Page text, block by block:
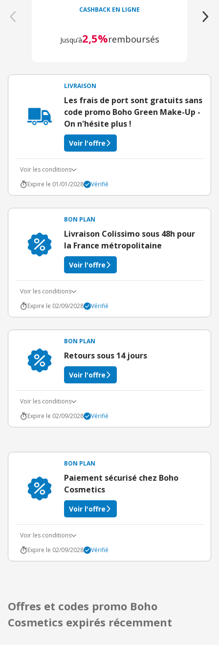
CASHBACK EN LIGNE
Jusqu’à2,5%remboursés
LIVRAISON
Les frais de port sont gratuits sans
code promo Boho Green Make-Up -
On n'hésite plus !
Voir l'offre
Voir les conditions
Expire le 01/01/2028
Vérifié
BON PLAN
Livraison Colissimo sous 48h pour
la France métropolitaine
Voir l'offre
Voir les conditions
Expire le 02/09/2028
Vérifié
BON PLAN
Retours sous 14 jours
Voir l'offre
Voir les conditions
Expire le 02/09/2028
Vérifié
BON PLAN
Paiement sécurisé chez Boho
Cosmetics
Voir l'offre
Voir les conditions
Expire le 02/09/2028
Vérifié
Offres et codes promo Boho
Cosmetics expirés récemment